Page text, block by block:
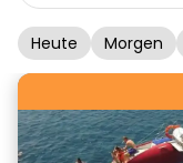
Heute Morgen